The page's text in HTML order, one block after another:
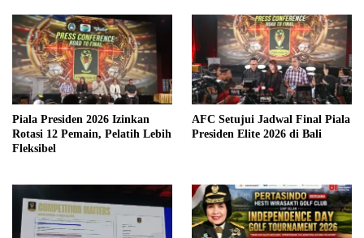
Piala Presiden 2026 Izinkan
Rotasi 12 Pemain, Pelatih Lebih
Fleksibel
AFC Setujui Jadwal Final Piala
Presiden Elite 2026 di Bali